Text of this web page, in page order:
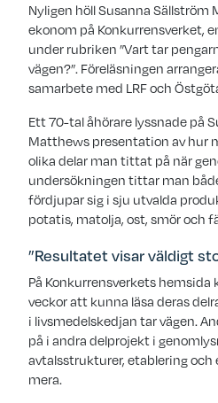
Nyligen höll Susanna
ekonom på Konkurrensverket,
under rubriken ”Vart tar
vägen?”. Föreläsningen
samarbete med LRF och
Ett 70-tal åhörare lyssnade på
Matthews presentation av hur
olika delar man tittat på när
undersökningen tittar man
fördjupar sig i sju utvalda
potatis, matolja, ost, smör och
”Resultatet visar väldigt
På Konkurrensverkets
veckor att kunna läsa deras
i livsmedelskedjan tar vägen.
på i andra delprojekt i
avtalsstrukturer, etablering
mera.